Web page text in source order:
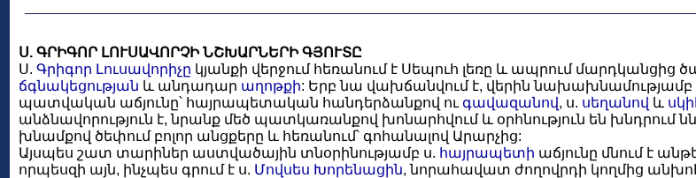
Ս. ԳՐԻԳՈՐ ԼՈՒՍԱՎՈՐՉԻ ՆՇԽԱՐՆԵՐԻ ԳՅՈՒՏԸ
Ս. Գրիգոր Լուսավորիչը կյանքի վերջում հեռանում է Սեպուհ լեռը և ապրում մարդկանցից
ճգնակեցության և անդադար աղոթքի: Երբ նա վախճանվում է, վերին նախախնամությամբ
պատվական աճյունը՝ հայրապետական հանդերձանքով ու գավազանով, ս. սեղանով և
անձնավորություն է, նրանք մեծ պատկառանքով խոնարհվում և օրհնություն են խնդրում
խնամքով ծեփում բոլոր անցքերը և հեռանում՝ գոհանալով Արարչից:
Այսպես շատ տարիներ աստվածային տնօրինությամբ ս. հայրապետի աճյունը մնում է
որպեսզի այն, ինչպես գրում է ս. Մովսես Խորենացին, նորահավատ ժողովրդի կողմից